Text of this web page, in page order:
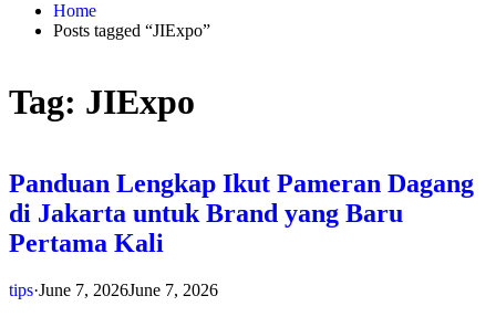
Home
Posts tagged “JIExpo”
Tag: JIExpo
Panduan Lengkap Ikut Pameran Dagang
di Jakarta untuk Brand yang Baru
Pertama Kali
tips·June 7, 2026June 7, 2026